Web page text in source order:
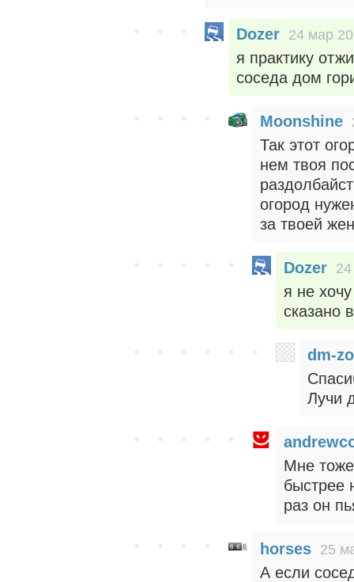
Dozer 24 мар
я практику
соседа дом
Moonshine
Так этот
нем твоя
огород
за твоей
Dozer
я не
сказано
dm-
Лучи
Мне
быстрее
раз он
horses 25
А если